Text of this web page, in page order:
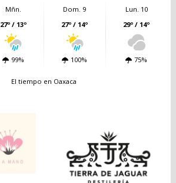
Mñn.
27º / 13º
99%
Dom. 9
27º / 14º
100%
Lun. 10
29º / 14º
75%
El tiempo en Oaxaca